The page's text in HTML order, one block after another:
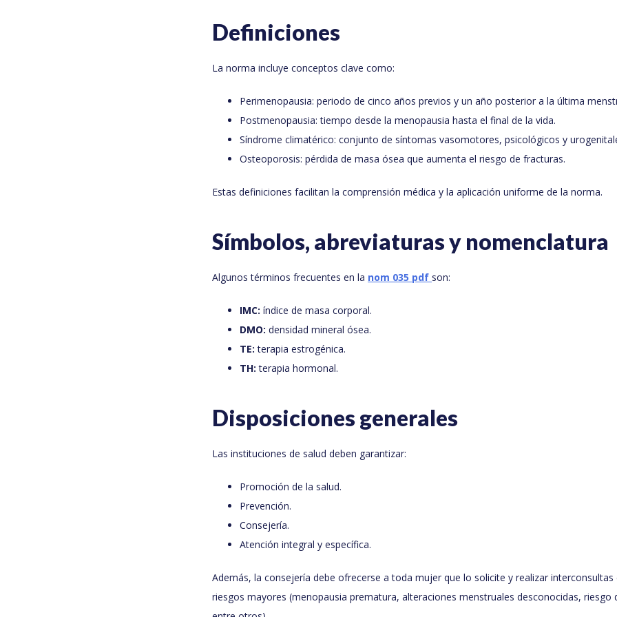
Definiciones
La norma incluye conceptos clave como:
Perimenopausia: periodo de cinco años previos y un año posterior a la última
Postmenopausia: tiempo desde la menopausia hasta el final de la vida.
Síndrome climatérico: conjunto de síntomas vasomotores, psicológicos y
Osteoporosis: pérdida de masa ósea que aumenta el riesgo de fracturas.
Estas definiciones facilitan la comprensión médica y la aplicación uniforme de la norma.
Símbolos, abreviaturas y nomenclatura
Algunos términos frecuentes en la nom 035 pdf son:
IMC: índice de masa corporal.
DMO: densidad mineral ósea.
TE:terapia estrogénica.
TH:terapia hormonal.
Disposiciones generales
Las instituciones de salud deben garantizar:
Promoción de la salud.
Prevención.
Consejería.
Atención integral y específica.
Además, la consejería debe ofrecerse a toda mujer que lo solicite y realizar interconsultas
riesgos mayores (menopausia prematura, alteraciones menstruales desconocidas, riesgo